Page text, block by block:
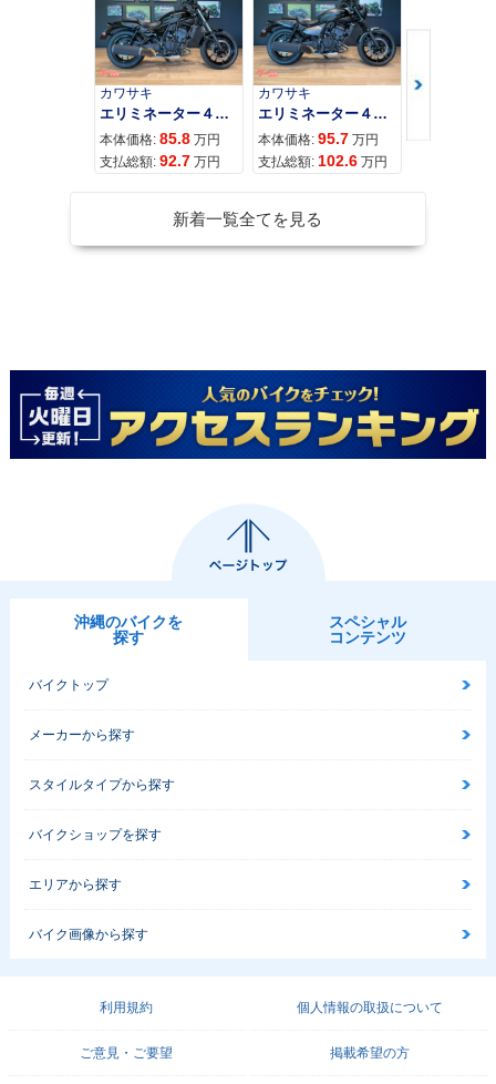
カワサキ
エリミネーター４００
本体価格: 85.8 万円
支払総額: 92.7 万円
カワサキ
エリミネーター４００ＳＥ
本体価格: 95.7 万円
支払総額: 102.6 万円
カワサキ
本体価格:
新着一覧全てを見る
沖縄のバイクを
探す
スペシャル
コンテンツ
バイクトップ
メーカーから探す
スタイルタイプから探す
バイクショップを探す
エリアから探す
バイク画像から探す
利用規約 個人情報の取扱について
ご意見・ご要望 掲載希望の方